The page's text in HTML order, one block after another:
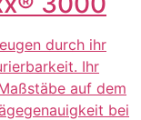
durch ihr
Ihr
auf dem
bei